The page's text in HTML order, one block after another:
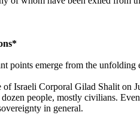
points emerge from the unfolding
of Israeli Corporal Gilad Shalit on
people, mostly civilians.
in general.